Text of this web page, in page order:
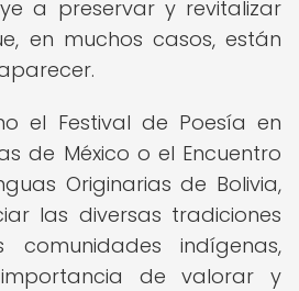
a preservar y revitalizar
en muchos casos, están
el Festival de Poesía en
de México o el Encuentro
Originarias de Bolivia,
las diversas tradiciones
indígenas,
de valorar y